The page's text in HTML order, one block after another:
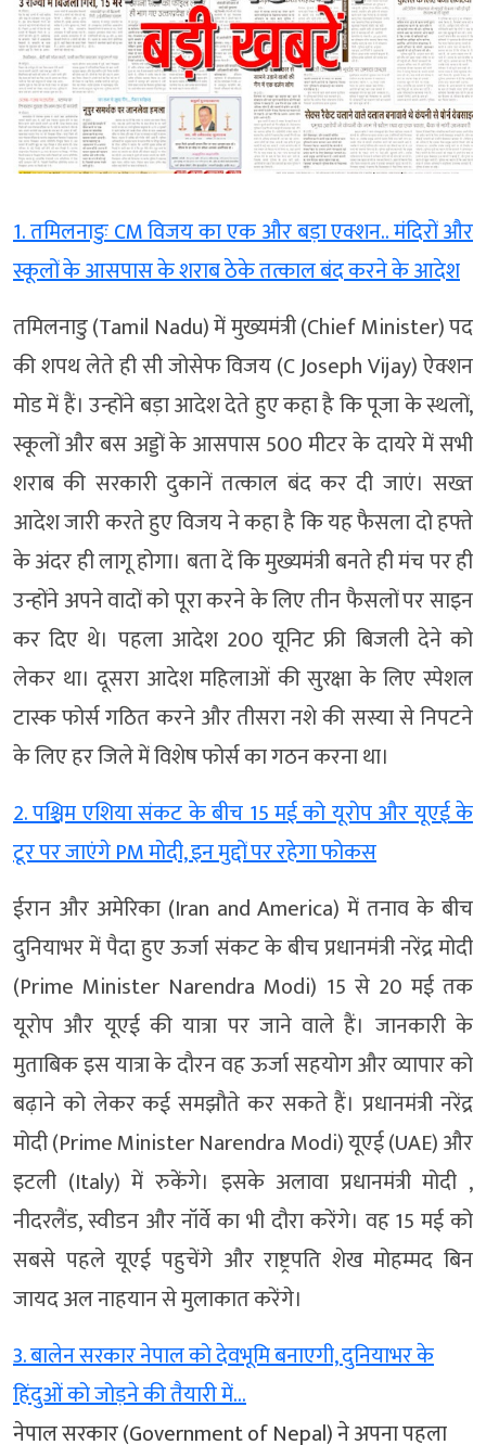
1. तमिलनाडुः CM विजय का एक और बड़ा एक्शन.. मंदिरों और
स्कूलों के आसपास के शराब ठेके तत्काल बंद करने के आदेश
तमिलनाडु (Tamil Nadu) में मुख्यमंत्री (Chief Minister) पद
की शपथ लेते ही सी जोसेफ विजय (C Joseph Vijay) ऐक्शन
मोड में हैं। उन्होंने बड़ा आदेश देते हुए कहा है कि पूजा के स्थलों,
स्कूलों और बस अड्डों के आसपास 500 मीटर के दायरे में सभी
शराब की सरकारी दुकानें तत्काल बंद कर दी जाएं। सख्त
आदेश जारी करते हुए विजय ने कहा है कि यह फैसला दो हफ्ते
के अंदर ही लागू होगा। बता दें कि मुख्यमंत्री बनते ही मंच पर ही
उन्होंने अपने वादों को पूरा करने के लिए तीन फैसलों पर साइन
कर दिए थे। पहला आदेश 200 यूनिट फ्री बिजली देने को
लेकर था। दूसरा आदेश महिलाओं की सुरक्षा के लिए स्पेशल
टास्क फोर्स गठित करने और तीसरा नशे की सस्या से निपटने
के लिए हर जिले में विशेष फोर्स का गठन करना था।
2. पश्चिम एशिया संकट के बीच 15 मई को यूरोप और यूएई के
टूर पर जाएंगे PM मोदी, इन मुद्दों पर रहेगा फोकस
ईरान और अमेरिका (Iran and America) में तनाव के बीच
दुनियाभर में पैदा हुए ऊर्जा संकट के बीच प्रधानमंत्री नरेंद्र मोदी
(Prime Minister Narendra Modi) 15 से 20 मई तक
यूरोप और यूएई की यात्रा पर जाने वाले हैं। जानकारी के
मुताबिक इस यात्रा के दौरन वह ऊर्जा सहयोग और व्यापार को
बढ़ाने को लेकर कई समझौते कर सकते हैं। प्रधानमंत्री नरेंद्र
मोदी (Prime Minister Narendra Modi) यूएई (UAE) और
इटली (Italy) में रुकेंगे। इसके अलावा प्रधानमंत्री मोदी ,
नीदरलैंड, स्वीडन और नॉर्वे का भी दौरा करेंगे। वह 15 मई को
सबसे पहले यूएई पहुचेंगे और राष्ट्रपति शेख मोहम्मद बिन
जायद अल नाहयान से मुलाकात करेंगे।
3. बालेन सरकार नेपाल को देवभूमि बनाएगी, दुनियाभर के
हिंदुओं को जोड़ने की तैयारी में…
नेपाल सरकार (Government of Nepal) ने अपना पहला